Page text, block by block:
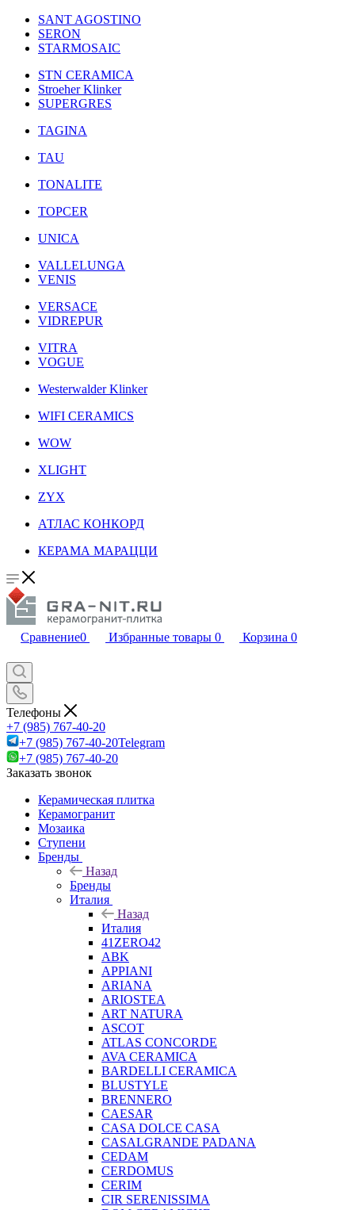
SANT AGOSTINO
SERON
STARMOSAIC
STN CERAMICA
Stroeher Klinker
SUPERGRES
TAGINA
TAU
TONALITE
TOPCER
UNICA
VALLELUNGA
VENIS
VERSACE
VIDREPUR
VITRA
VOGUE
Westerwalder Klinker
WIFI CERAMICS
WOW
XLIGHT
ZYX
АТЛАС КОНКОРД
КЕРАМА МАРАЦЦИ
Сравнение0 Избранные товары 0 Корзина 0
Телефоны
+7 (985) 767-40-20
+7 (985) 767-40-20Telegram
+7 (985) 767-40-20
Заказать звонок
Керамическая плитка
Керамогранит
Мозаика
Ступени
Бренды
Назад
Бренды
Италия
Назад
Италия
41ZERO42
ABK
APPIANI
ARIANA
ARIOSTEA
ART NATURA
ASCOT
ATLAS CONCORDE
AVA CERAMICA
BARDELLI CERAMICA
BLUSTYLE
BRENNERO
CAESAR
CASA DOLCE CASA
CASALGRANDE PADANA
CEDAM
CERDOMUS
CERIM
CIR SERENISSIMA